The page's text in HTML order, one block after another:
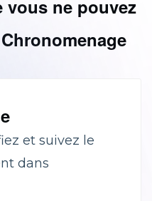
vous ne pouvez
et suivez le
dans